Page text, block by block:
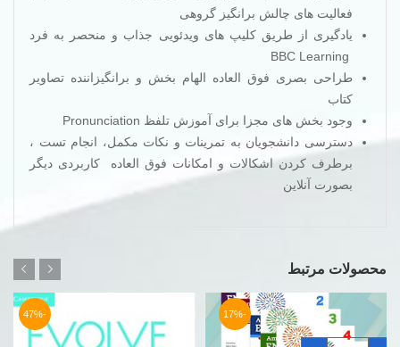
فعالیت های چالش­ برانگیز گروهی
یادگیری از طریق کلیپ های ویدئویی جذاب و منحصر به فرد
طراحی بصری فوق العاده الهام بخش و برانگیزاننده تصاویر
کتاب
وجود بخش های مجزا برای آموزش تلفظ Pronunciation
دسترسی دانشجویان به تمرینات و نکات مکمل، انجام تست ،
برطرف کردن اشکالات و امکانات فوق العاده کاربردی دیگر
بصورت آنلاین
محصولات مرتبط
-17%
سری
-47%